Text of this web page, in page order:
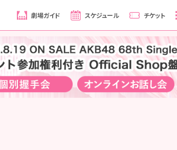
劇場ガイド スケジュール チケット